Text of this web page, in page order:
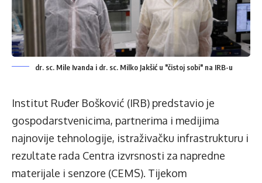
dr. sc. Mile Ivanda i dr. sc. Milko Jakšić u "čistoj sobi" na IRB-u
Institut Ruđer Bošković (IRB) predstavio je
gospodarstvenicima, partnerima i medijima
najnovije tehnologije, istraživačku infrastrukturu i
rezultate rada Centra izvrsnosti za napredne
materijale i senzore (CEMS). Tijekom